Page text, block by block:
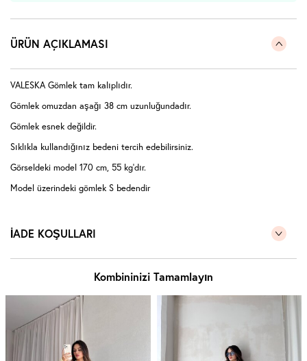
ÜRÜN AÇIKLAMASI
VALESKA Gömlek tam kalıplıdır.
Gömlek omuzdan aşağı 38 cm uzunluğundadır.
Gömlek esnek değildir.
Sıklıkla kullandığınız bedeni tercih edebilirsiniz.
Görseldeki model 170 cm, 55 kg'dır.
Model üzerindeki gömlek S bedendir
İADE KOŞULLARI
Kombininizi Tamamlayın